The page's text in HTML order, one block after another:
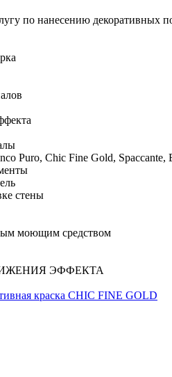
по нанесению
Puro, Chic Fine Gold, Spaccante,
стены
моющим средством
ЭФФЕКТА
краска CHIC FINE GOLD